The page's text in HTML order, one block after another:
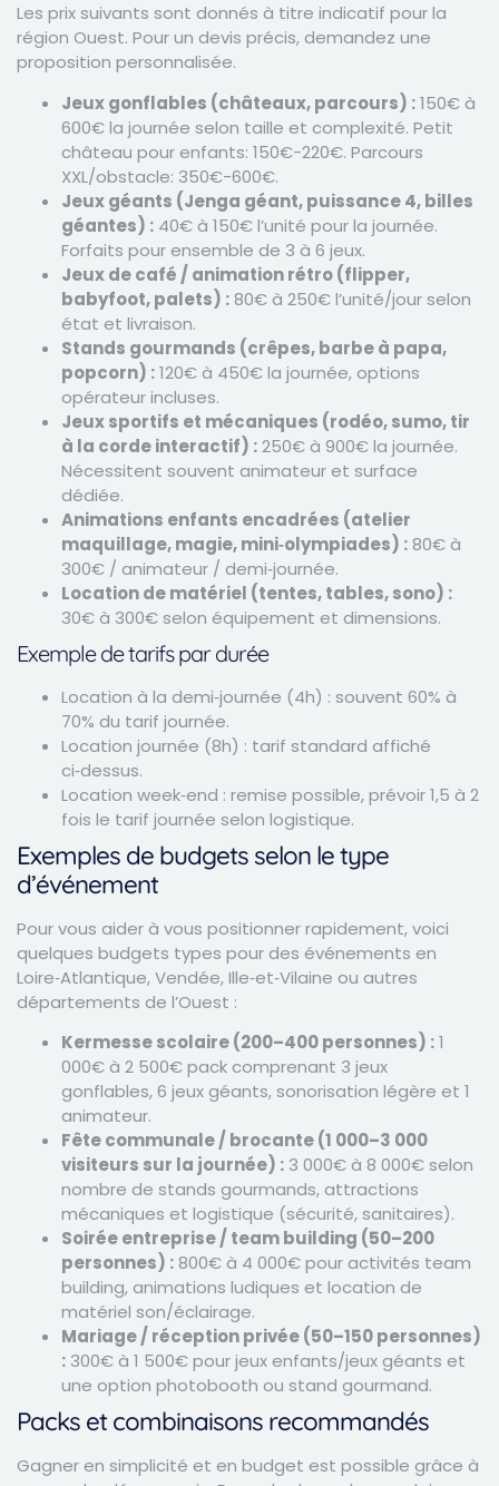
Les prix suivants sont donnés à titre indicatif pour la
région Ouest. Pour un devis précis, demandez une
proposition personnalisée.
Jeux gonflables (châteaux, parcours) :150€ à
600€ la journée selon taille et complexité. Petit
château pour enfants: 150€-220€. Parcours
XXL/obstacle: 350€-600€.
Jeux géants (Jenga géant, puissance 4, billes
géantes) : 40€ à 150€ l’unité pour la journée.
Forfaits pour ensemble de 3 à 6 jeux.
Jeux de café / animation rétro (flipper,
babyfoot, palets) : 80€ à 250€ l’unité/jour selon
état et livraison.
Stands gourmands (crêpes, barbe à papa,
popcorn) :120€ à 450€ la journée, options
opérateur incluses.
Jeux sportifs et mécaniques (rodéo, sumo, tir
à la corde interactif) :250€ à 900€ la journée.
Nécessitent souvent animateur et surface
dédiée.
Animations enfants encadrées (atelier
maquillage, magie, mini‑olympiades) : 80€ à
300€ / animateur / demi‑journée.
Location de matériel (tentes, tables, sono) :
30€ à 300€ selon équipement et dimensions.
Exemple de tarifs par durée
Location à la demi‑journée (4h) : souvent 60% à
70% du tarif journée.
Location journée (8h) : tarif standard affiché
ci‑dessus.
Location week‑end : remise possible, prévoir 1,5 à 2
fois le tarif journée selon logistique.
Exemples de budgets selon le type
d’événement
Pour vous aider à vous positionner rapidement, voici
quelques budgets types pour des événements en
Loire‑Atlantique, Vendée, Ille‑et‑Vilaine ou autres
départements de l’Ouest :
Kermesse scolaire (200–400 personnes) :1
000€ à 2 500€ pack comprenant 3 jeux
gonflables, 6 jeux géants, sonorisation légère et 1
animateur.
Fête communale / brocante (1 000–3 000
visiteurs sur la journée) : 3 000€ à 8 000€ selon
nombre de stands gourmands, attractions
mécaniques et logistique (sécurité, sanitaires).
Soirée entreprise / team building (50–200
personnes) : 800€ à 4 000€ pour activités team
building, animations ludiques et location de
matériel son/éclairage.
Mariage / réception privée (50–150 personnes)
: 300€ à 1 500€ pour jeux enfants/jeux géants et
une option photobooth ou stand gourmand.
Packs et combinaisons recommandés
Gagner en simplicité et en budget est possible grâce à